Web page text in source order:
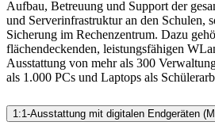
Aufbau, Betreuung und Support der
und Serverinfrastruktur an den Schulen,
Sicherung im Rechenzentrum. Dazu
flächendeckenden, leistungsfähigen
Ausstattung von mehr als 300
als 1.000 PCs und Laptops als
1:1-Ausstattung mit digitalen Endgeräten